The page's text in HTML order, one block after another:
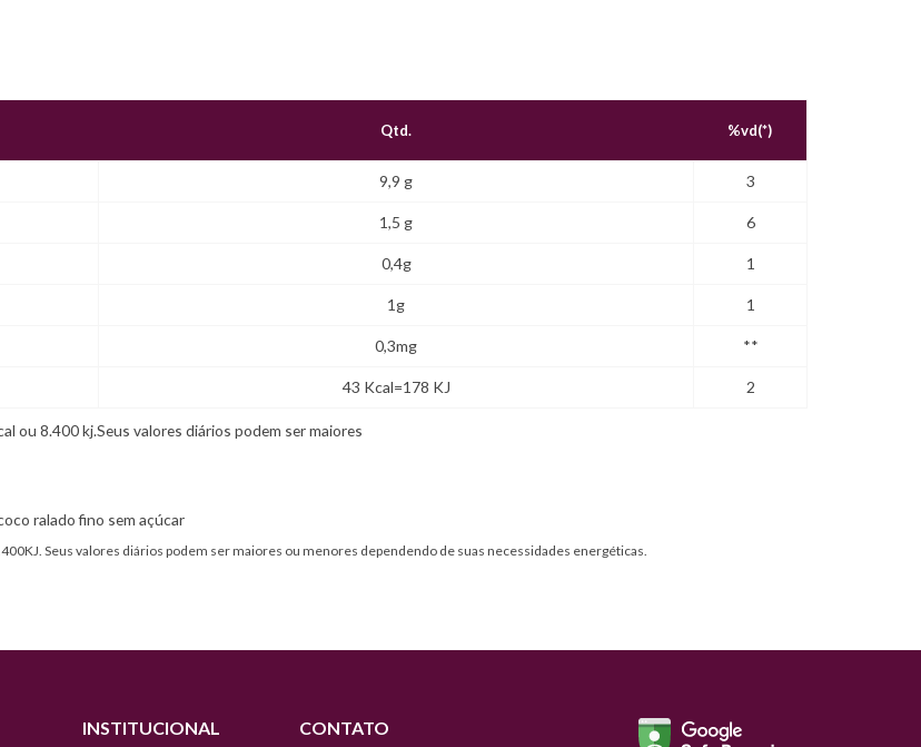
Qtd. %vd(*)
9,9 g 3
1,5 g 6
0,4g 1
1g 1
0,3mg **
43 Kcal=178 KJ 2
ou 8.400 kj.Seus valores diários podem ser maiores
ralado fino sem açúcar
Seus valores diários podem ser maiores ou menores dependendo de suas necessidades energéticas.
INSTITUCIONAL CONTATO